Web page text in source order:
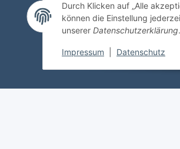
Tel. 06332 72710
eMail: heinz.nickel@vdmedien.de
Durch Klicken auf „Alle
können die Einstellung
unserer Datenschutzerklärung.
Impressum Datenschutz